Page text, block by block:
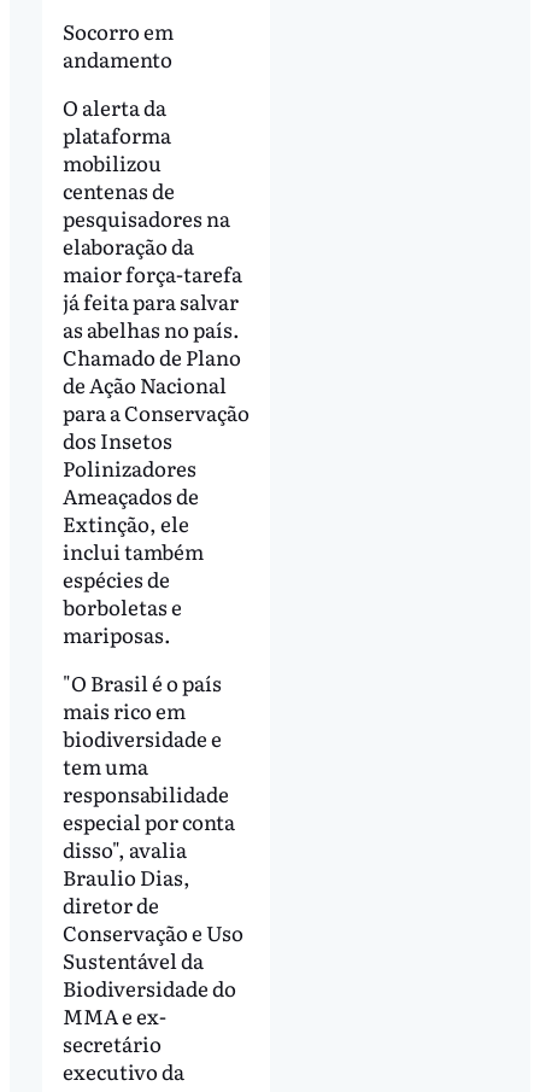
Socorro em
andamento
O alerta da
plataforma
mobilizou
centenas de
pesquisadores na
elaboração da
maior força-tarefa
já feita para salvar
as abelhas no país.
Chamado de Plano
de Ação Nacional
para a Conservação
dos Insetos
Polinizadores
Ameaçados de
Extinção, ele
inclui também
espécies de
borboletas e
mariposas.
"O Brasil é o país
mais rico em
biodiversidade e
tem uma
responsabilidade
especial por conta
disso", avalia
Braulio Dias,
diretor de
Conservação e Uso
Sustentável da
Biodiversidade do
MMA e ex-
secretário
executivo da